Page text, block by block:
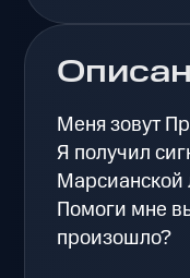
Меня зовут
Я получил
Марсианской
Помоги мне
произошло?